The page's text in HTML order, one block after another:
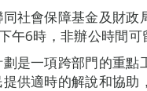
社會保障基金及財
午6時，非辦公時間可
是一項跨部門的重
供適時的解說和協助